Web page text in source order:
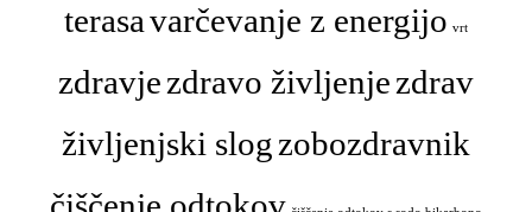
terasavarčevanje z energijo vrt
zdravjezdravo življenjezdrav
življenjski slogzobozdravnik